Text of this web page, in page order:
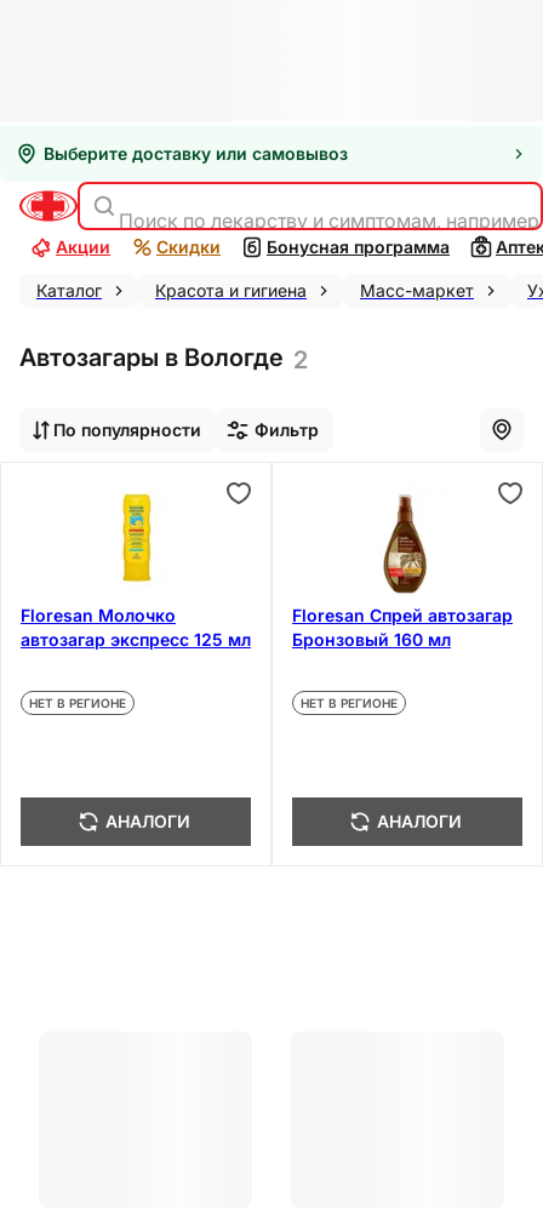
Выберите доставку или самовывоз
Поиск по лекарству и симптомам,
Акции Скидки Бонусная программа
Каталог Красота и гигиена Масс-маркет
Автозагары в Вологде 2
По популярности Фильтр
Floresan Молочко
автозагар экспресс 125 мл
НЕТ В РЕГИОНЕ
АНАЛОГИ
Floresan Спрей автозагар
Бронзовый 160 мл
НЕТ В РЕГИОНЕ
АНАЛОГИ